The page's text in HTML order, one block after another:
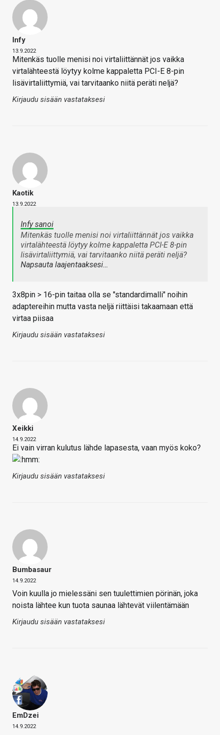
Infy
13.9.2022
Mitenkäs tuolle menisi noi virtaliittännät jos vaikka
virtalähteestä löytyy kolme kappaletta PCI-E 8-pin
lisävirtaliittymiä, vai tarvitaanko niitä peräti neljä?
Kirjaudu sisään vastataksesi
Kaotik
13.9.2022
Infy sanoi
Mitenkäs tuolle menisi noi virtaliittännät jos vaikka
virtalähteestä löytyy kolme kappaletta PCI-E 8-pin
lisävirtaliittymiä, vai tarvitaanko niitä peräti neljä?
Napsauta laajentaaksesi…
3x8pin > 16-pin taitaa olla se "standardimalli" noihin
adaptereihin mutta vasta neljä riittäisi takaamaan että
virtaa piisaa
Kirjaudu sisään vastataksesi
Xeikki
14.9.2022
Ei vain virran kulutus lähde lapasesta, vaan myös koko?
Kirjaudu sisään vastataksesi
Bumbasaur
14.9.2022
Voin kuulla jo mielessäni sen tuulettimien pörinän, joka
noista lähtee kun tuota saunaa lähtevät viilentämään
Kirjaudu sisään vastataksesi
EmDzei
14.9.2022